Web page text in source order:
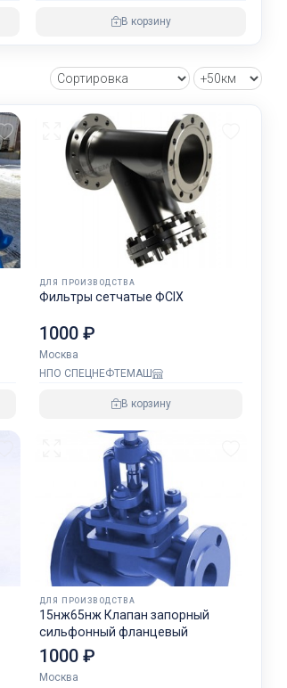
В корзину
ДЛЯ ПРОИЗВОДСТВА
Фильтры сетчатые ФСIX
1000 ₽
Москва
НПО СПЕЦНЕФТЕМАШ
В корзину
ДЛЯ ПРОИЗВОДСТВА
15нж65нж Клапан запорный
сильфонный фланцевый
1000 ₽
Москва